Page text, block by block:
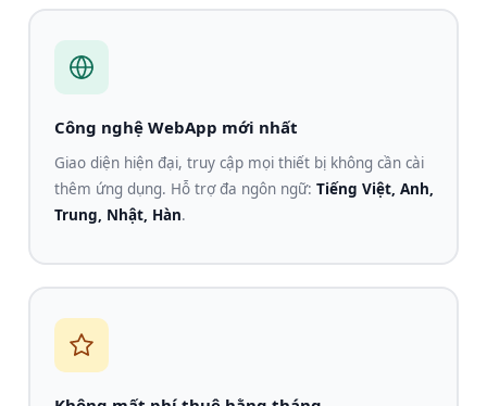
Công nghệ WebApp mới nhất
Giao diện hiện đại, truy cập mọi thiết bị không cần cài
thêm ứng dụng. Hỗ trợ đa ngôn ngữ: Tiếng Việt, Anh,
Trung, Nhật, Hàn.